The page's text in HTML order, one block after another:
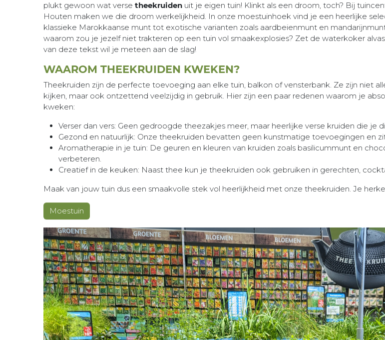
plukt gewoon wat verse theekruiden uit je eigen tuin! Klinkt als een droom, toch? Bij
Houten maken we die droom werkelijkheid. In onze moestuinhoek vind je een heerlijke
klassieke Marokkaanse munt tot exotische varianten zoals aardbeienmunt en
waarom zou je jezelf niet trakteren op een tuin vol smaakexplosies? Zet de waterkoker
van deze tekst wil je meteen aan de slag!
WAAROM THEEKRUIDEN KWEKEN?
Theekruiden zijn de perfecte toevoeging aan elke tuin, balkon of vensterbank. Ze zijn niet
kijken, maar ook ontzettend veelzijdig in gebruik. Hier zijn een paar redenen waarom je
kweken:
Verser dan vers: Geen gedroogde theezakjes meer, maar heerlijke verse kruiden die je
Gezond en natuurlijk: Onze theekruiden bevatten geen kunstmatige toevoegingen en
Aromatherapie in je tuin: De geuren en kleuren van kruiden zoals basilicummunt en
verbeteren.
Creatief in de keuken: Naast thee kun je theekruiden ook gebruiken in gerechten,
Maak van jouw tuin dus een smaakvolle stek vol heerlijkheid met onze theekruiden. Je
Moestuin